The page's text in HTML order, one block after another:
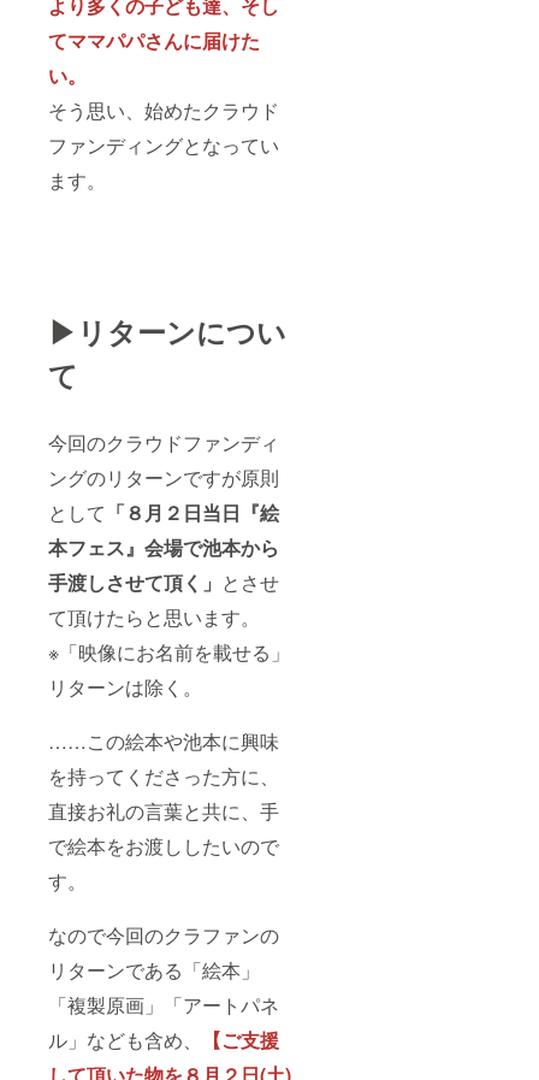
てママパパさんに届けた
い。
そう思い、始めたクラウド
ファンディングとなってい
ます。
▶リターンについ
て
今回のクラウドファンディ
ングのリターンですが原則
として 「８月２日当日『絵
本フェス』会場で池本から
手渡しさせて頂く」 とさせ
て頂けたらと思います。
※「映像にお名前を載せる」
リターンは除く。
……この絵本や池本に興味
を持ってくださった方に、
直接お礼の言葉と共に、手
で絵本をお渡ししたいので
す。
なので今回のクラファンの
リターンである「絵本」
「複製原画」「アートパネ
ル」なども含め、
【ご支援
して頂いた物を８月２日(土)